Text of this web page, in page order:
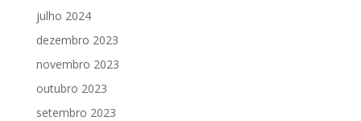
julho 2024
dezembro 2023
novembro 2023
outubro 2023
setembro 2023